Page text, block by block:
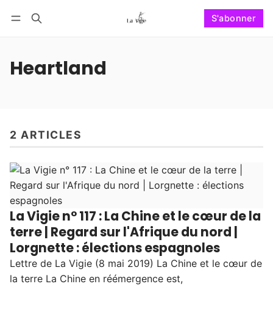
S'abonner
Heartland
2 ARTICLES
La Vigie n° 117 : La Chine et le cœur de la
terre | Regard sur l'Afrique du nord |
Lorgnette : élections espagnoles
Lettre de La Vigie (8 mai 2019) La Chine et le cœur de
la terre La Chine en réémergence est,